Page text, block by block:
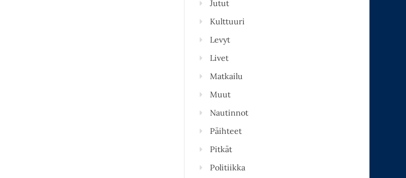
Jutut
Kulttuuri
Levyt
Livet
Matkailu
Muut
Nautinnot
Päihteet
Pitkät
Politiikka